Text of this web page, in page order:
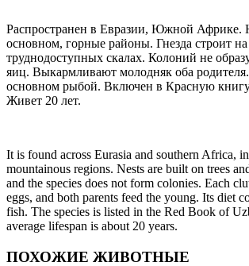
Распространен в Евразии, Южной Африке.
основном, горные районы. Гнезда строит на
труднодоступных скалах. Колоний не
яиц. Выкармливают молодняк оба
основном рыбой. Включен в Красную книгу
Живет 20 лет.
It is found across Eurasia and southern Africa,
mountainous regions. Nests are built on trees
and the species does not form colonies. Each
eggs, and both parents feed the young. Its diet
fish. The species is listed in the Red Book of
average lifespan is about 20 years.
ПОХОЖИЕ ЖИВОТНЫЕ